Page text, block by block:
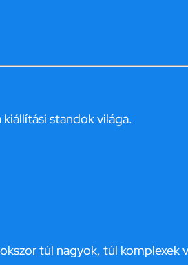
standok világa.
túl nagyok, túl